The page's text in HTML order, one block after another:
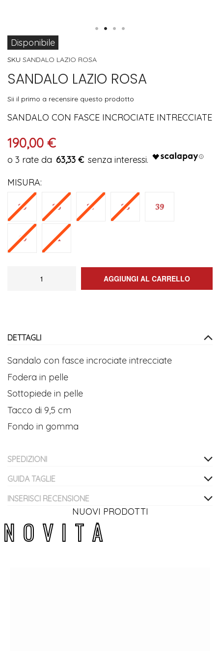
Vai
all'inizio
della
galleria
immagini
Disponibile
SKU SANDALO LAZIO ROSA
SANDALO LAZIO ROSA
Sii il primo a recensire questo prodotto
SANDALO CON FASCE INCROCIATE INTRECCIATE
190,00 €
63,33 €
MISURA
AGGIUNGI AL CARRELLO
DETTAGLI
Sandalo con fasce incrociate intrecciate
Fodera in pelle
Sottopiede in pelle
Tacco di 9,5 cm
Fondo in gomma
SPEDIZIONI
GUIDA TAGLIE
INSERISCI RECENSIONE
NUOVI PRODOTTI
N OV ITÀ